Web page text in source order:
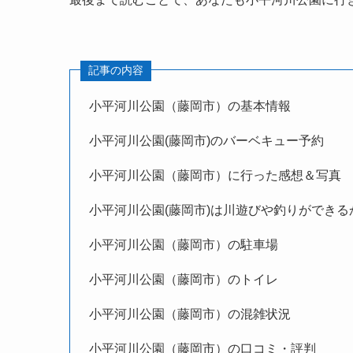
記事の内容
小平河川公園（藤岡市）の基本情報
小平河川公園(藤岡市)のバーベキュー予約
小平河川公園（藤岡市）に行った感想＆写真
小平河川公園(藤岡市)は川遊びや釣りができる
小平河川公園（藤岡市）の駐車場
小平河川公園（藤岡市）のトイレ
小平河川公園（藤岡市）の混雑状況
小平河川公園（藤岡市）の口コミ・評判